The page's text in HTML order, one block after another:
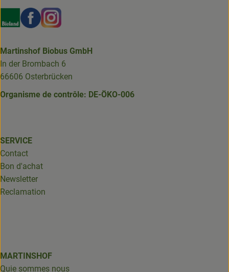
Externer Link zu https://www.bioland.de/verbraucher
Externer Link zu https://www.facebook.com/
Externer Link zu https://www.instagram.com/
Martinshof Biobus GmbH
In der Brombach 6
66606 Osterbrücken
Organisme de contrôle: DE-ÖKO-006
SERVICE
Contact
Bon d'achat
Newsletter
Reclamation
MARTINSHOF
Quie sommes nous